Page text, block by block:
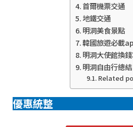
首爾機票交通
地鐵交通
明洞美食景點
韓國旅遊必載
明洞大使館換
明洞自由行總結
Related
優惠統整